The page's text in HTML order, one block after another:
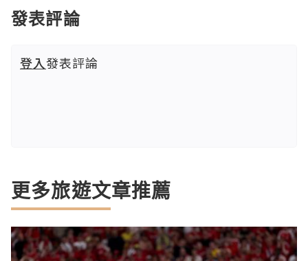
發表評論
登入發表評論
更多旅遊文章推薦